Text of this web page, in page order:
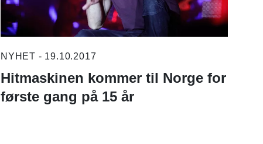
NYHET - 19.10.2017
Hitmaskinen kommer til Norge for
første gang på 15 år